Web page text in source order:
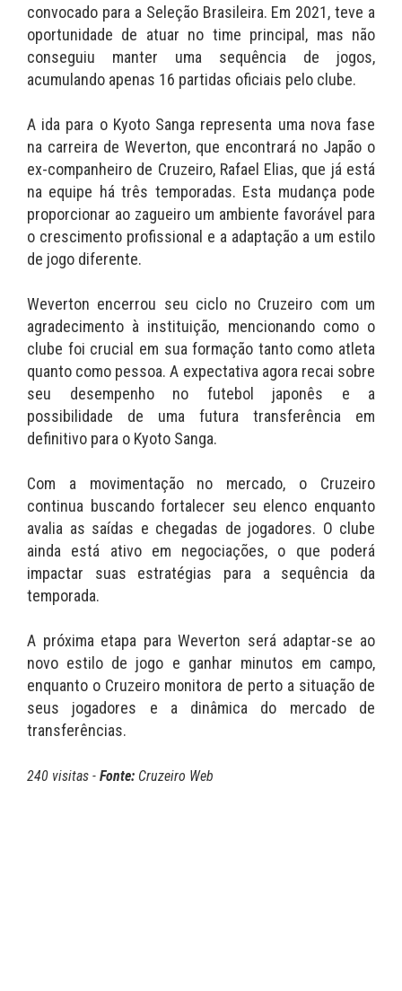
convocado para a Seleção Brasileira. Em 2021, teve a
oportunidade de atuar no time principal, mas não
conseguiu manter uma sequência de jogos,
acumulando apenas 16 partidas oficiais pelo clube.
A ida para o Kyoto Sanga representa uma nova fase
na carreira de Weverton, que encontrará no Japão o
ex-companheiro de Cruzeiro, Rafael Elias, que já está
na equipe há três temporadas. Esta mudança pode
proporcionar ao zagueiro um ambiente favorável para
o crescimento profissional e a adaptação a um estilo
de jogo diferente.
Weverton encerrou seu ciclo no Cruzeiro com um
agradecimento à instituição, mencionando como o
clube foi crucial em sua formação tanto como atleta
quanto como pessoa. A expectativa agora recai sobre
seu desempenho no futebol japonês e a
possibilidade de uma futura transferência em
definitivo para o Kyoto Sanga.
Com a movimentação no mercado, o Cruzeiro
continua buscando fortalecer seu elenco enquanto
avalia as saídas e chegadas de jogadores. O clube
ainda está ativo em negociações, o que poderá
impactar suas estratégias para a sequência da
temporada.
A próxima etapa para Weverton será adaptar-se ao
novo estilo de jogo e ganhar minutos em campo,
enquanto o Cruzeiro monitora de perto a situação de
seus jogadores e a dinâmica do mercado de
transferências.
240 visitas - Fonte: Cruzeiro Web